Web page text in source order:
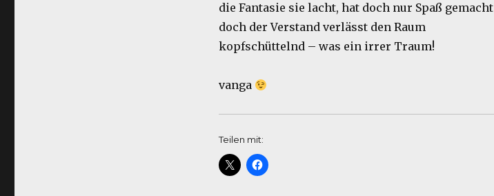
die Fantasie sie lacht, hat doch nur Spaß gemacht
doch der Verstand verlässt den Raum
kopfschüttelnd – was ein irrer Traum!
vanga
Teilen mit: